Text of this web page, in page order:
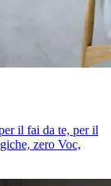
il fai da te, per il
zero Voc,